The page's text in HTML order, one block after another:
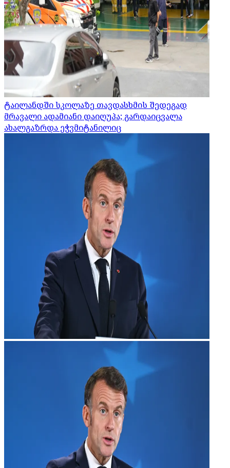
ტაილანდში სკოლაზე თავდასხმის შედეგად
მრავალი ადამიანი დაიღუპა; გარდაიცვალა
ახალგაზრდა ეჭვმიტანილიც